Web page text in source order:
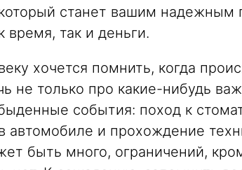
станет вашим
время, так и деньги.
хочется помнить, когда
не только про какие-нибудь
события: поход к
автомобиле и прохождение
быть много, ограничений,